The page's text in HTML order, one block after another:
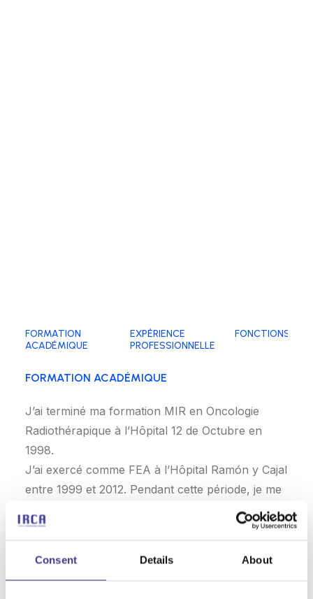
Consent Details About
FORMATION
ACADÉMIQUE
EXPÉRIENCE
PROFESSIONNELLE
FONCTIONS
FORMATION ACADÉMIQUE
J’ai terminé ma formation MIR en Oncologie
Radiothérapique à l’Hôpital 12 de Octubre en
1998.
J’ai exercé comme FEA à l’Hôpital Ramón y Cajal
entre 1999 et 2012. Pendant cette période, je me
suis spécialisée dans des techniques avancées
telles que la SBRT, étant membre fondateur du
nationale jusqu’en 2015, responsable de sa mise